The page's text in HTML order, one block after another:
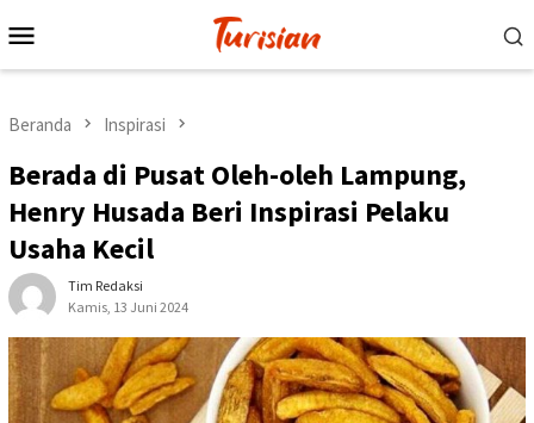
ke
Mobile
Beranda Inspirasi
Berada di Pusat Oleh-oleh Lampung,
Henry Husada Beri Inspirasi Pelaku
Usaha Kecil
Tim Redaksi
Kamis, 13 Juni 2024